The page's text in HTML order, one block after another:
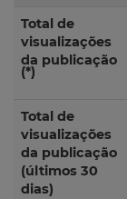
Total de
visualizações
da publicação
(*)
Total de
visualizações
da publicação
(últimos 30
dias)